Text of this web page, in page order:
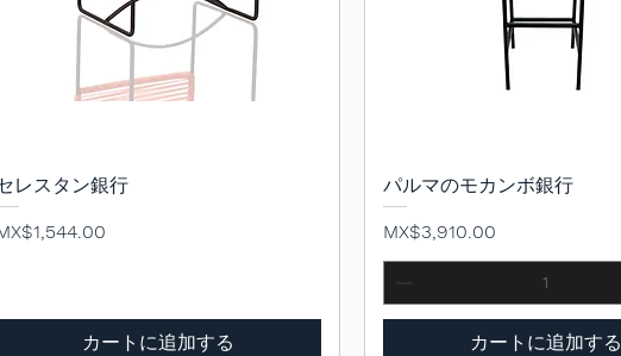
クイックビュー
レスタン銀行
格
カートに追加する
クイックビュー
パルマのモカンボ銀行
価格
MX$3,910.00
カートに追加する